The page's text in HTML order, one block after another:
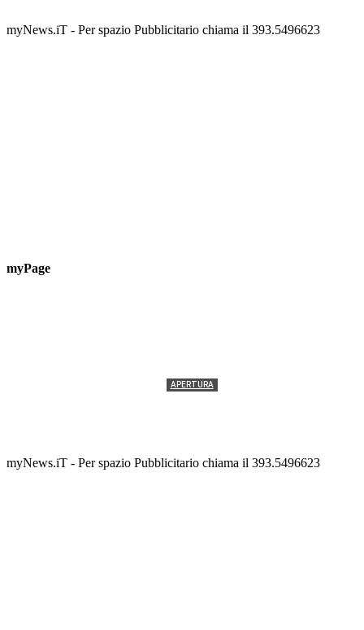
📅 6 Agosto 2026 · 09:00 · 📍 Lungomare C. Colombo
myNews.iT - Per spazio Pubblicitario chiama il 393.5496623
myPage
APERTURA
myNews.iT - Per spazio Pubblicitario chiama il 393.5496623